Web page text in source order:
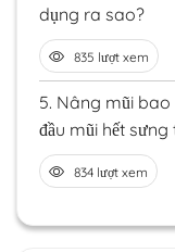
dụng ra sao?
835 lượt xem
5. Nâng mũi bao
đầu mũi hết sưng
834 lượt xem